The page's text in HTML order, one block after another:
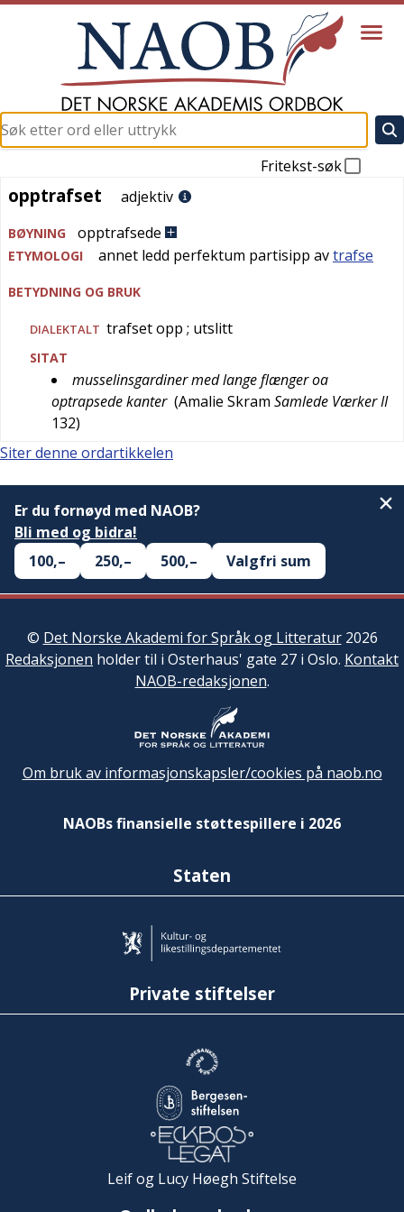
Fritekst-søk
opptrafset
opptrafset adjektiv
BØYNING opptrafsede
ETYMOLOGI annet ledd perfektum partisipp avtrafse
BETYDNING OG BRUK
DIALEKTALT trafset opp ; utslitt
SITAT
musselinsgardiner med lange flænger oa
optrapsede kanter (Amalie Skram Samlede Værker II
132)
Siter denne ordartikkelen
Er du fornøyd med NAOB?
Bli med og bidra!
100,–
250,– 500,– Valgfri sum
© Det Norske Akademi for Språk og Litteratur2026
Redaksjonen holder til i Osterhaus' gate 27 i Oslo. Kontakt
NAOB-redaksjonen.
Om bruk av informasjonskapsler/cookies på naob.no
NAOBs finansielle støttespillere i 2026
Staten
Private stiftelser
Leif og Lucy Høegh Stiftelse